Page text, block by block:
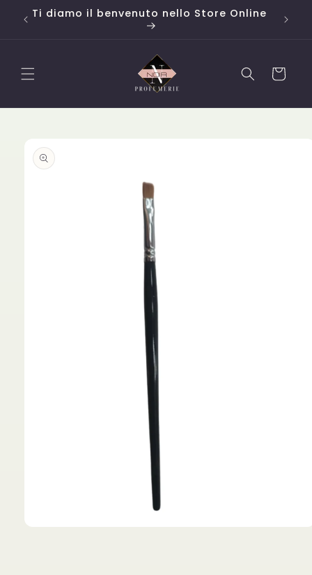
direttamente
ai contenuti
Ti diamo il benvenuto nello Store Online
Carrello
prodotto